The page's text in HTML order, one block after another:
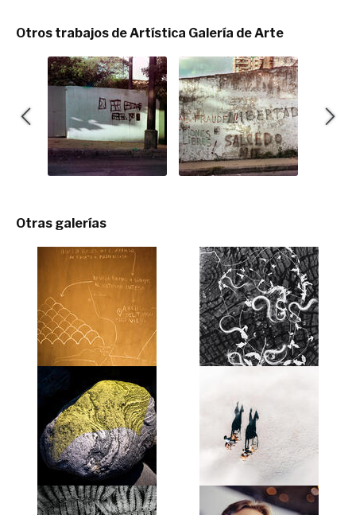
Otros trabajos de Artística Galería de Arte
Otras galerías